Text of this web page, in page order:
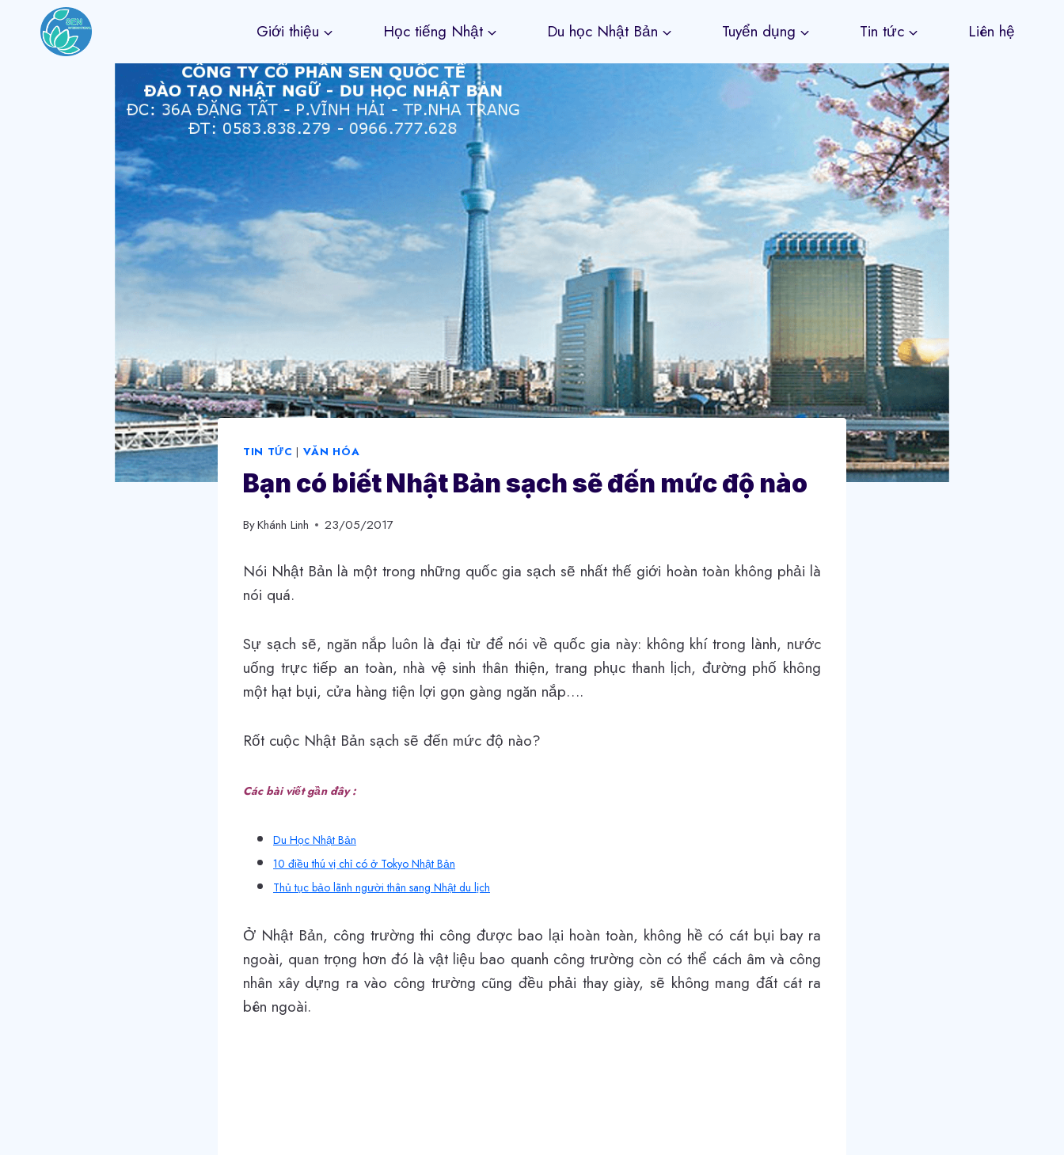
Giới thiệu Học tiếng Nhật Du học Nhật Bản Tuyển dụng Tin tức Liên hệ
TIN TỨC | VĂN HÓA
Bạn có biết Nhật Bản sạch sẽ đến mức độ nào
ByKhánh Linh 23/05/2017
Nói Nhật Bản là một trong những quốc gia sạch sẽ nhất thế giới hoàn toàn không phải là
nói quá.
Sự sạch sẽ, ngăn nắp luôn là đại từ để nói về quốc gia này: không khí trong lành, nước
uống trực tiếp an toàn, nhà vệ sinh thân thiện, trang phục thanh lịch, đường phố không
một hạt bụi, cửa hàng tiện lợi gọn gàng ngăn nắp….
Rốt cuộc Nhật Bản sạch sẽ đến mức độ nào?
Các bài viết gần đây :
Du Học Nhật Bản
10 điều thú vị chỉ có ở Tokyo Nhật Bản
Thủ tục bảo lãnh người thân sang Nhật du lịch
Ở Nhật Bản, công trường thi công được bao lại hoàn toàn, không hề có cát bụi bay ra
ngoài, quan trọng hơn đó là vật liệu bao quanh công trường còn có thể cách âm và công
nhân xây dựng ra vào công trường cũng đều phải thay giày, sẽ không mang đất cát ra
bên ngoài.